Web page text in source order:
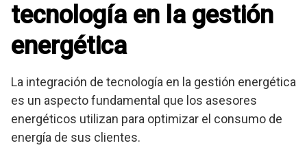
tecnología en la gestión
energética
La integración de tecnología en la gestión energética
es un aspecto fundamental que los asesores
energéticos utilizan para optimizar el consumo de
energía de sus clientes.